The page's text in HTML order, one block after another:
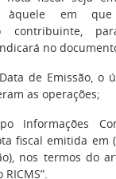
àquele em
contribuinte,
no
de Emissão, o
as operações;
Informações
fiscal emitida em
nos termos do